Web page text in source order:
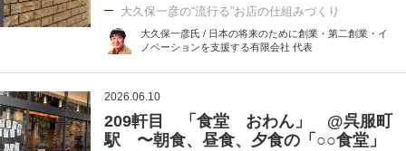
大久保一彦の“流行る”お店の仕組みづくり
大久保一彦氏 / 日本の将来のために創業・第二創業・イ
ノベーションを支援する有限会社 代表
2026.06.10
209軒目 「食堂 おわん」 @呉服町
駅 〜朝食、昼食、夕食の「○○食堂」